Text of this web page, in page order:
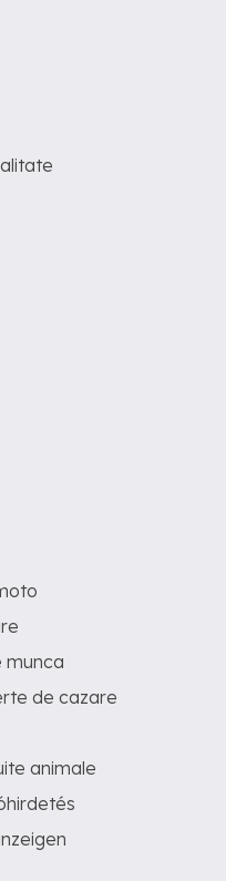
munca
de cazare
animale